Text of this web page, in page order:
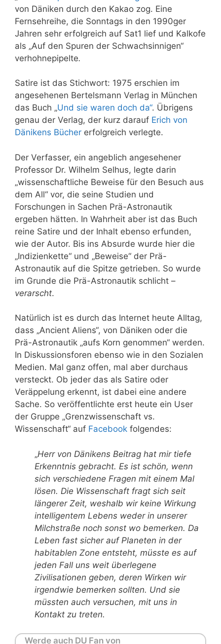
von Däniken durch den Kakao zog. Eine
Fernsehreihe, die Sonntags in den 1990ger
Jahren sehr erfolgreich auf Sat1 lief und Kalkofe
als „Auf den Spuren der Schwachsinnigen“
verhohnepipelte.
Satire ist das Stichwort: 1975 erschien im
angesehenen Bertelsmann Verlag in München
das Buch „Und sie waren doch da“. Übrigens
genau der Verlag, der kurz darauf Erich von
Dänikens Bücher erfolgreich verlegte.
Der Verfasser, ein angeblich angesehener
Professor Dr. Wilhelm Selhus, legte darin
„wissenschaftliche Beweise für den Besuch aus
dem All“ vor, die seine Studien und
Forschungen in Sachen Prä-Astronautik
ergeben hätten. In Wahrheit aber ist das Buch
reine Satire und der Inhalt ebenso erfunden,
wie der Autor. Bis ins Absurde wurde hier die
„Indizienkette“ und „Beweise“ der Prä-
Astronautik auf die Spitze getrieben. So wurde
im Grunde die Prä-Astronautik schlicht –
verarscht.
Natürlich ist es durch das Internet heute Alltag,
dass „Ancient Aliens“, von Däniken oder die
Prä-Astronautik „aufs Korn genommen“ werden.
In Diskussionsforen ebenso wie in den Sozialen
Medien. Mal ganz offen, mal aber durchaus
versteckt. Ob jeder das als Satire oder
Veräppelung erkennt, ist dabei eine andere
Sache. So veröffentlichte erst heute ein User
der Gruppe „Grenzwissenschaft vs.
Wissenschaft“ auf Facebook folgendes:
„Herr von Dänikens Beitrag hat mir tiefe
Erkenntnis gebracht. Es ist schön, wenn
sich verschiedene Fragen mit einem Mal
lösen. Die Wissenschaft fragt sich seit
längerer Zeit, weshalb wir keine Wirkung
intelligentem Lebens weder in unserer
Milchstraße noch sonst wo bemerken. Da
Leben fast sicher auf Planeten in der
habitablen Zone entsteht, müsste es auf
jeden Fall uns weit überlegene
Zivilisationen geben, deren Wirken wir
irgendwie bemerken sollten. Und sie
müssten auch versuchen, mit uns in
Kontakt zu treten.
Werde auch DU Fan von